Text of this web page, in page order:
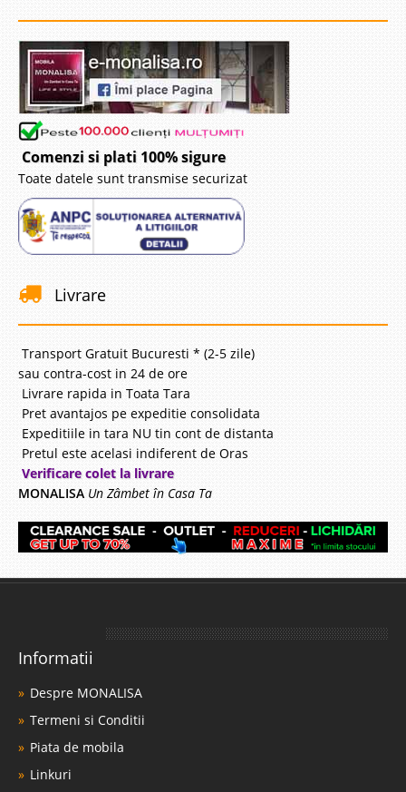
Comenzi si plati 100% sigure
Toate datele sunt transmise securizat
Livrare
Transport Gratuit Bucuresti * (2-5 zile)
sau contra-cost in 24 de ore
Livrare rapida in Toata Tara
Pret avantajos pe expeditie consolidata
Expeditiile in tara NU tin cont de distanta
Pretul este acelasi indiferent de Oras
Verificare colet la livrare
MONALISA Un Zâmbet în Casa Ta
Informatii
Despre MONALISA
Termeni si Conditii
Piata de mobila
Linkuri